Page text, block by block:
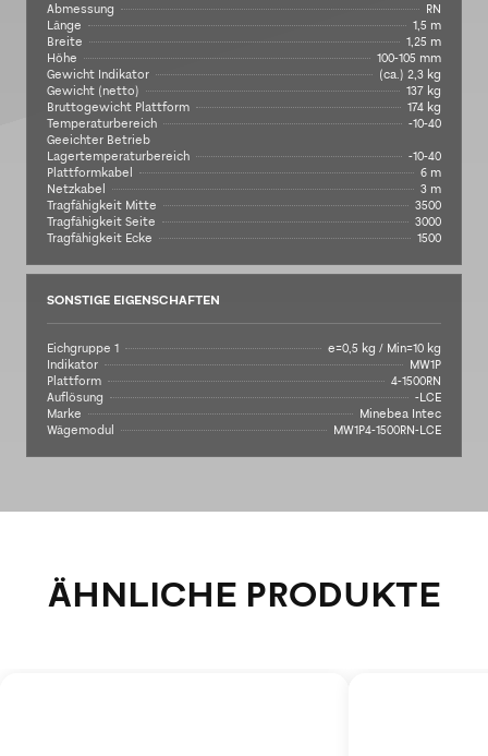
Abmessung
RN
Länge
1,5 m
Breite
1,25 m
Höhe
100-105 mm
Gewicht Indikator
(ca.) 2,3 kg
Gewicht (netto)
137 kg
Bruttogewicht Plattform
174 kg
Temperaturbereich
Geeichter Betrieb
-10-40
Lagertemperaturbereich
-10-40
Plattformkabel
6 m
Netzkabel
3 m
Tragfähigkeit Mitte
3500
Tragfähigkeit Seite
3000
Tragfähigkeit Ecke
1500
SONSTIGE EIGENSCHAFTEN
Eichgruppe 1
e=0,5 kg / Min=10 kg
Indikator
MW1P
Plattform
4-1500RN
Auflösung
-LCE
Marke
Minebea Intec
Wägemodul
MW1P4-1500RN-LCE
ÄHNLICHE PRODUKTE